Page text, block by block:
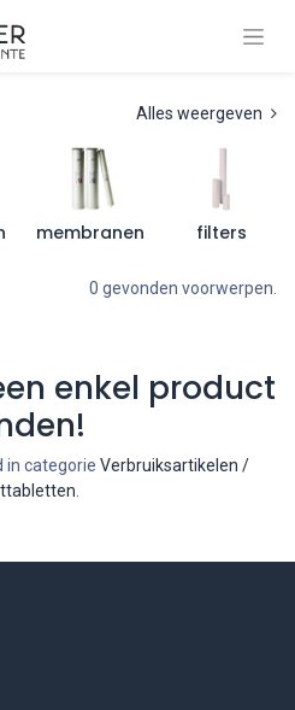
Alles weergeven
membranen filters
0 gevonden voorwerpen.
enkel product
in categorie Verbruiksartikelen /